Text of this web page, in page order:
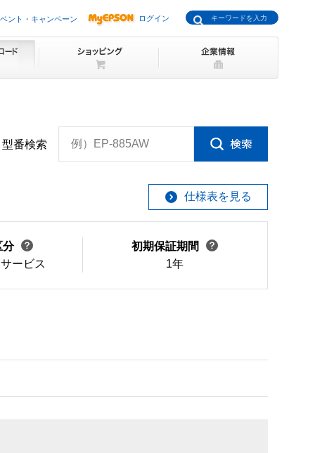
ント・キャンペーン ログイン
型番検索 例）EP-885AW
仕様表を見る
分
ービス
初期保証期間
1年